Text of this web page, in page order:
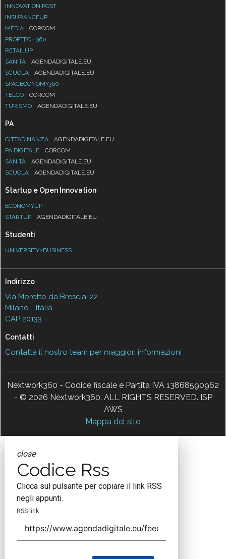
MEDIA CORCOM
PROPTECH360
RETAILUP
SANITÀ
AGENDADIGITALE.EU
SCUOLA
SPACECONOMY360
TELCO
CORCOM
TURISMO AGENDADIGITALE.EU
PA
PA DIGITALE
SANITÀ
AGENDADIGITALE.EU
SCUOLA
AGENDADIGITALE.EU
Startup e Open Innovation
STARTUP
AGENDADIGITALE.EU
Studenti
Milano - Italia
CAP 20133
Contatti
- © 2026 Nextwork360. ALL RIGHTS RESERVED. ISP
AWS
Mappa del sito
Codice Rss
Clicca sul pulsante per copiare il link RSS
negli appunti.
RSS link
COPIA LINK